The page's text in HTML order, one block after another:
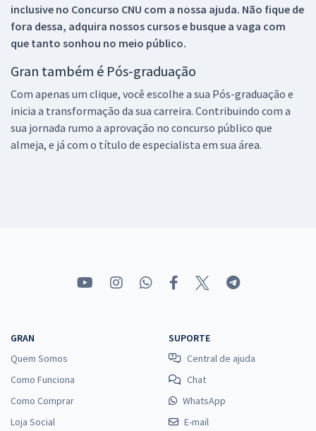
inclusive no Concurso CNU com a nossa ajuda. Não fique de
fora dessa, adquira nossos cursos e busque a vaga com
que tanto sonhou no meio público.
Gran também é Pós-graduação
Com apenas um clique, você escolhe a sua Pós-graduação e
inicia a transformação da sua carreira. Contribuindo com a
sua jornada rumo a aprovação no concurso público que
almeja, e já com o título de especialista em sua área.
GRAN
Quem Somos
Como Funciona
Como Comprar
Loja Social
SUPORTE
Central de ajuda
Chat
WhatsApp
E-mail